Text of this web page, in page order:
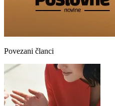
Povezani članci